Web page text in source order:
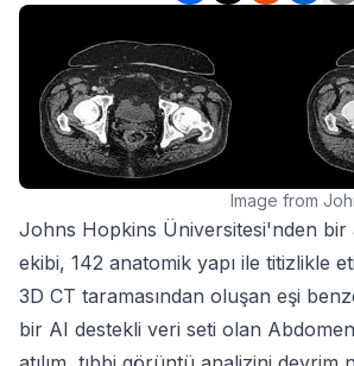
Image from
Johns Hopkins Üniversitesi'nden bir
ekibi, 142 anatomik yapı ile titizlikle
3D CT taramasından oluşan eşi
bir AI destekli veri seti olan